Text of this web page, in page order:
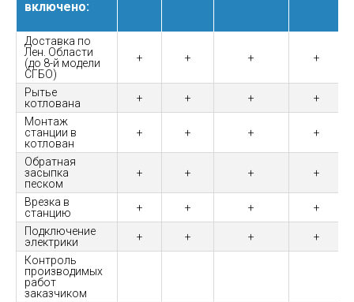
включено:
Доставка по
Лен. Области
(до 8-й модели
СГБО)
+ + + +
Рытье
котлована
+ + +
+
Монтаж
станции в
котлован
+ + + +
Обратная
засыпка
песком
+ + + +
Врезка в
станцию
+ + +
+
Подключение
электрики
+ + +
+
Контроль
производимых
работ
заказчиком